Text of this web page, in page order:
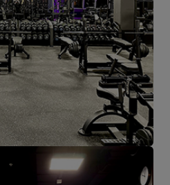
und Partnergeschäfte geschickt.
liegt in Starachowice und das ist